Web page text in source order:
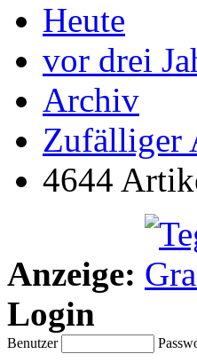
Heute
vor drei
Archiv
Zufälliger
4644
Anzeige:
Login
Benutzer